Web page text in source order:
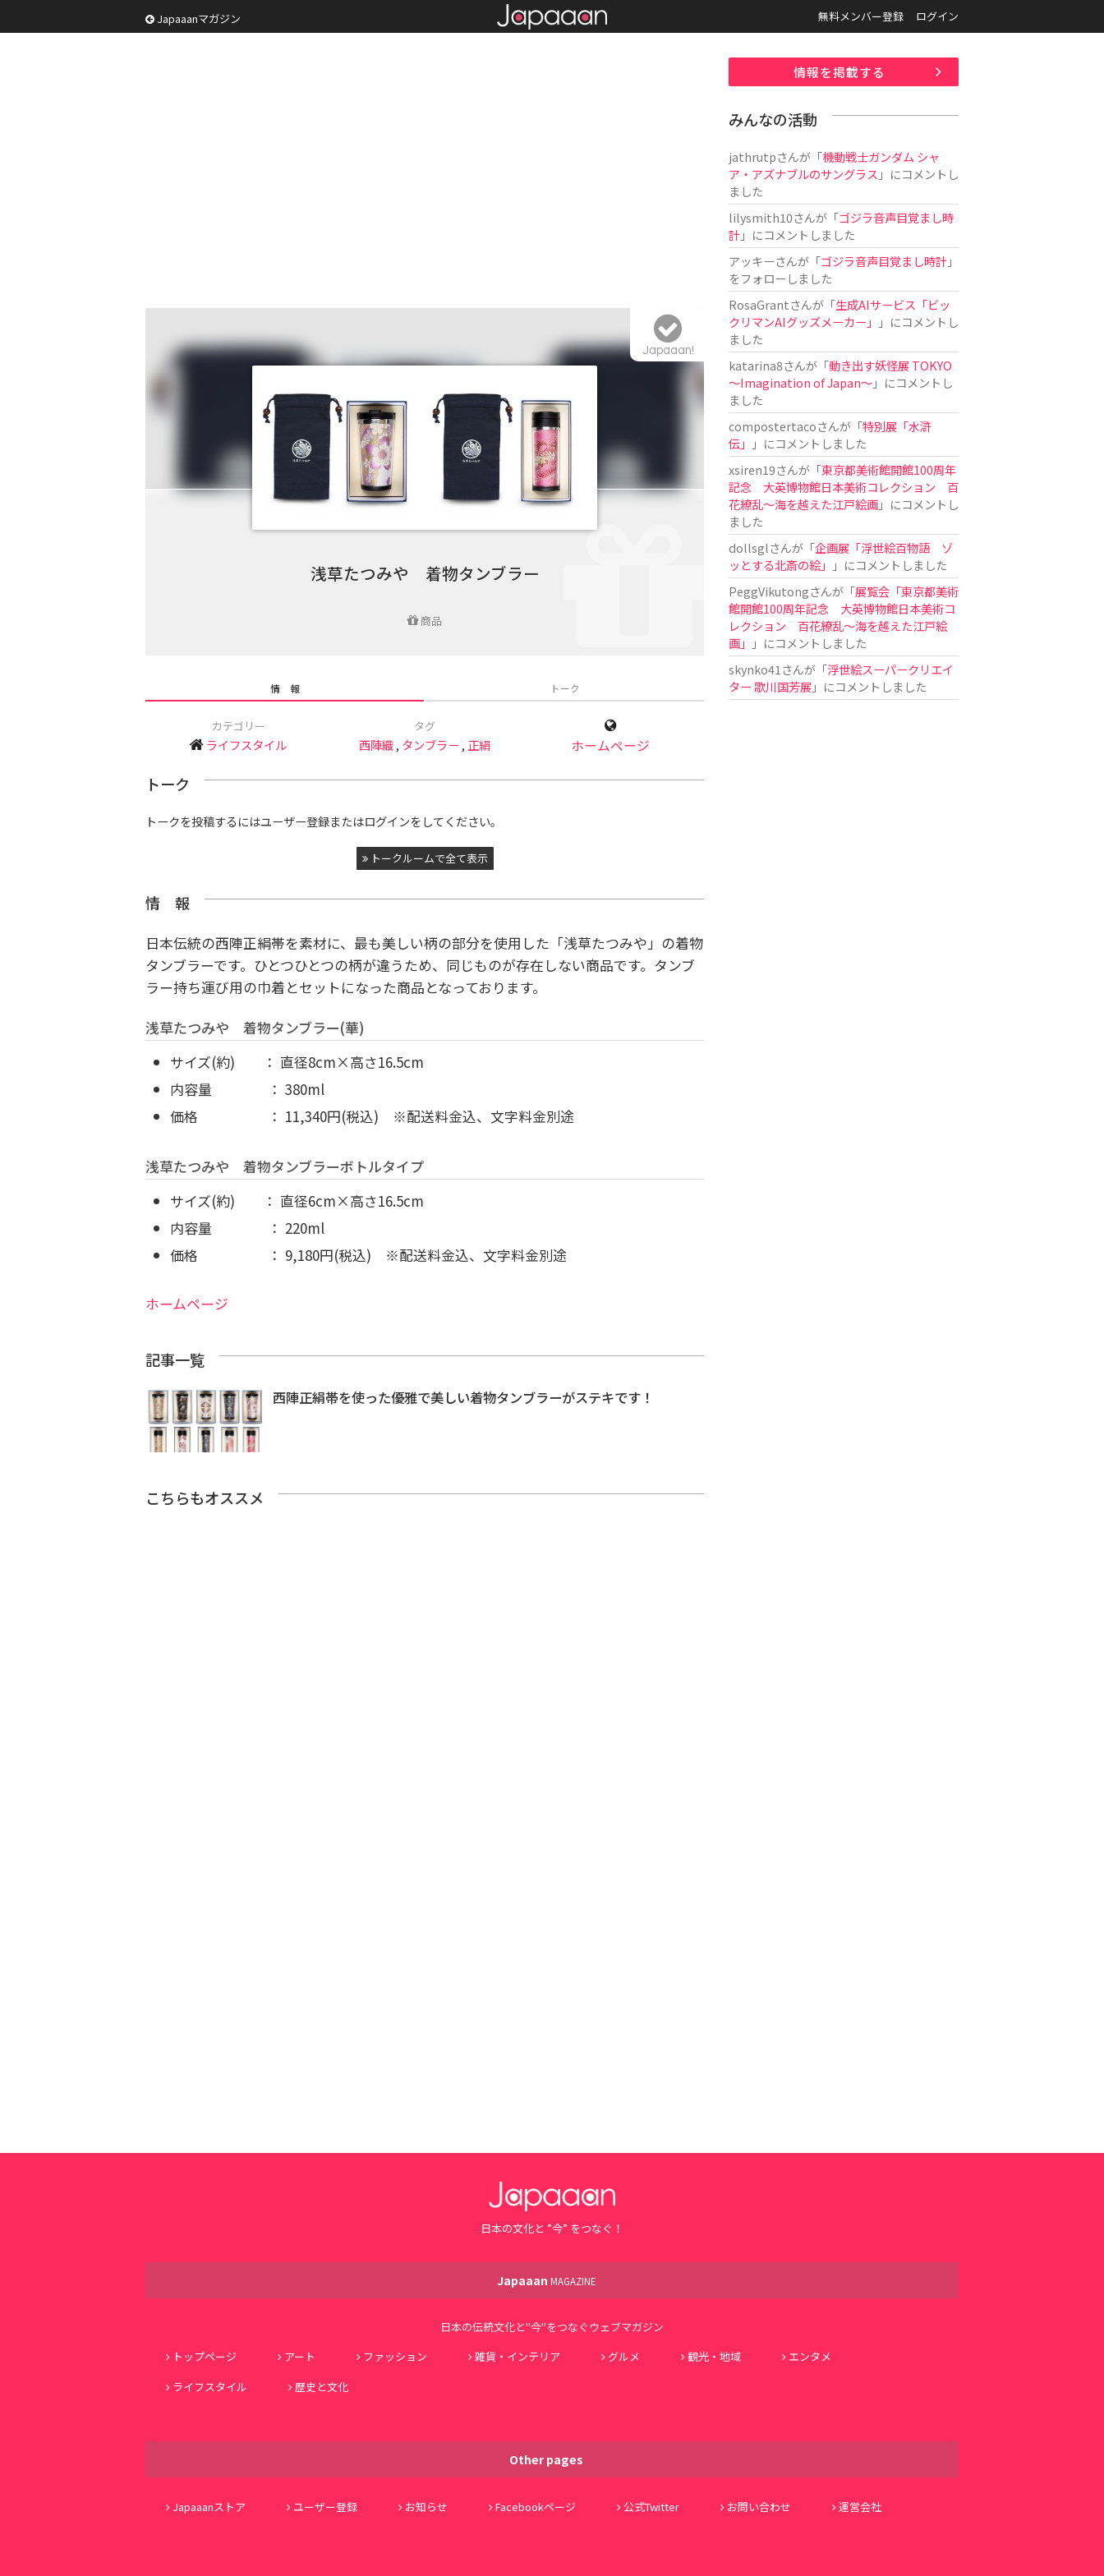
Japaaanマガジン 無料メンバー登録 ログイン
浅草たつみや 着物タンブラー
商品
Japaaan!
情 報 トーク
カテゴリー
ライフスタイル
タグ
西陣織, タンブラー , 正絹 ホームページ
トーク
トークを投稿するにはユーザー登録またはログインをしてください。
トークルームで全て表示
情 報
日本伝統の西陣正絹帯を素材に、最も美しい柄の部分を使用した「浅草たつみや」の着物
タンブラーです。ひとつひとつの柄が違うため、同じものが存在しない商品です。タンブ
ラー持ち運び用の巾着とセットになった商品となっております。
浅草たつみや 着物タンブラー(華)
サイズ(約) ： 直径8cm×高さ16.5cm
内容量 ： 380ml
価格 ： 11,340円(税込) ※配送料金込、文字料金別途
浅草たつみや 着物タンブラーボトルタイプ
サイズ(約) ： 直径6cm×高さ16.5cm
内容量 ： 220ml
価格 ： 9,180円(税込) ※配送料金込、文字料金別途
ホームページ
記事一覧
西陣正絹帯を使った優雅で美しい着物タンブラーがステキです！
こちらもオススメ
情報を掲載する
みんなの活動
jathrutpさんが「機動戦士ガンダム シャ
ア・アズナブルのサングラス 」にコメントし
ました
lilysmith10さんが「ゴジラ音声目覚まし時
計」にコメントしました
アッキーさんが「ゴジラ音声目覚まし時計」
をフォローしました
RosaGrantさんが「生成AIサービス「ビッ
クリマンAIグッズメーカー」
」にコメントし
ました
katarina8さんが「動き出す妖怪展 TOKYO
〜Imagination of Japan〜」にコメントし
ました
compostertacoさんが「特別展「水滸
伝」
」にコメントしました
xsiren19さんが「東京都美術館開館100周年
記念 大英博物館日本美術コレクション 百
花繚乱～海を越えた江戸絵画」にコメントし
ました
dollsglさんが「企画展「浮世絵百物語 ゾ
ッとする北斎の絵」
」にコメントしました
PeggVikutongさんが「展覧会「東京都美術
館開館100周年記念 大英博物館日本美術コ
レクション 百花繚乱〜海を越えた江戸絵
画」
」にコメントしました
skynko41 さんが「浮世絵スーパークリエイ
ター 歌川国芳展 」にコメントしました
日本の文化と ”今” をつなぐ！
Japaaan MAGAZINE
日本の伝統文化と"今"をつなぐウェブマガジン
トップページ
アート ファッション 雑貨・インテリア グルメ 観光・地域
エンタメ
ライフスタイル
歴史と文化
Other pages
Japaaanストア ユーザー登録 お知らせ Facebookページ 公式Twitter お問い合わせ 運営会社